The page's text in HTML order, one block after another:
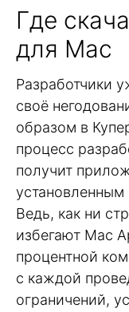
Где
для Mac
Разработчики
своё
образом в
процесс
получит
установленным
Ведь, как ни
избегают Mac
процентной
с каждой
ограничений,